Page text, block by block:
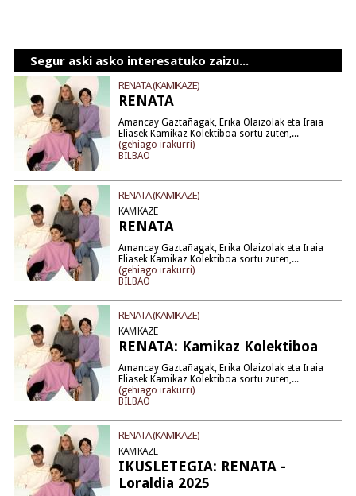
Segur aski asko interesatuko zaizu...
RENATA (KAMIKAZE)
RENATA
Amancay Gaztañagak, Erika Olaizolak eta Iraia
Eliasek Kamikaz Kolektiboa sortu zuten,...
(gehiago irakurri)
BILBAO
RENATA (KAMIKAZE)
KAMIKAZE
RENATA
Amancay Gaztañagak, Erika Olaizolak eta Iraia
Eliasek Kamikaz Kolektiboa sortu zuten,...
(gehiago irakurri)
BILBAO
RENATA (KAMIKAZE)
KAMIKAZE
RENATA: Kamikaz Kolektiboa
Amancay Gaztañagak, Erika Olaizolak eta Iraia
Eliasek Kamikaz Kolektiboa sortu zuten,...
(gehiago irakurri)
BILBAO
RENATA (KAMIKAZE)
KAMIKAZE
IKUSLETEGIA: RENATA -
Loraldia 2025